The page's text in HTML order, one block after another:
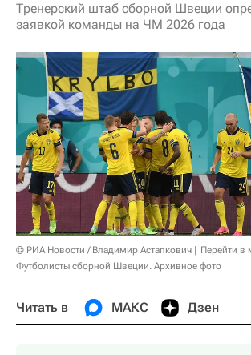
Тренерский штаб сборной Швеции
заявкой команды на ЧМ 2026 года
© РИА Новости / Владимир Астапкович
Перейти в
Футболисты сборной Швеции. Архивное фото
Читать в МАКС Дзен